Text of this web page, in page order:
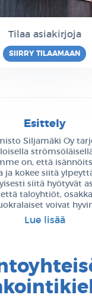
Tilaa asiakirjoja
SIIRRY TILAAMAAN
Esittely
Siljamäki Oy
on, että
ja kokee siitä
siitä hyötyvät
taloyhtiöt,
voivat
Lue lisää